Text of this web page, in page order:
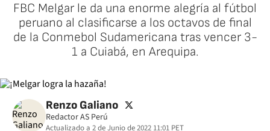
FBC Melgar le da una enorme alegría al fútbol
peruano al clasificarse a los octavos de final
de la Conmebol Sudamericana tras vencer 3-
1 a Cuiabá, en Arequipa.
Renzo Galiano twitter
Redactor AS Perú
Actualizado a 2 de Junio de 2022 11:01 PET